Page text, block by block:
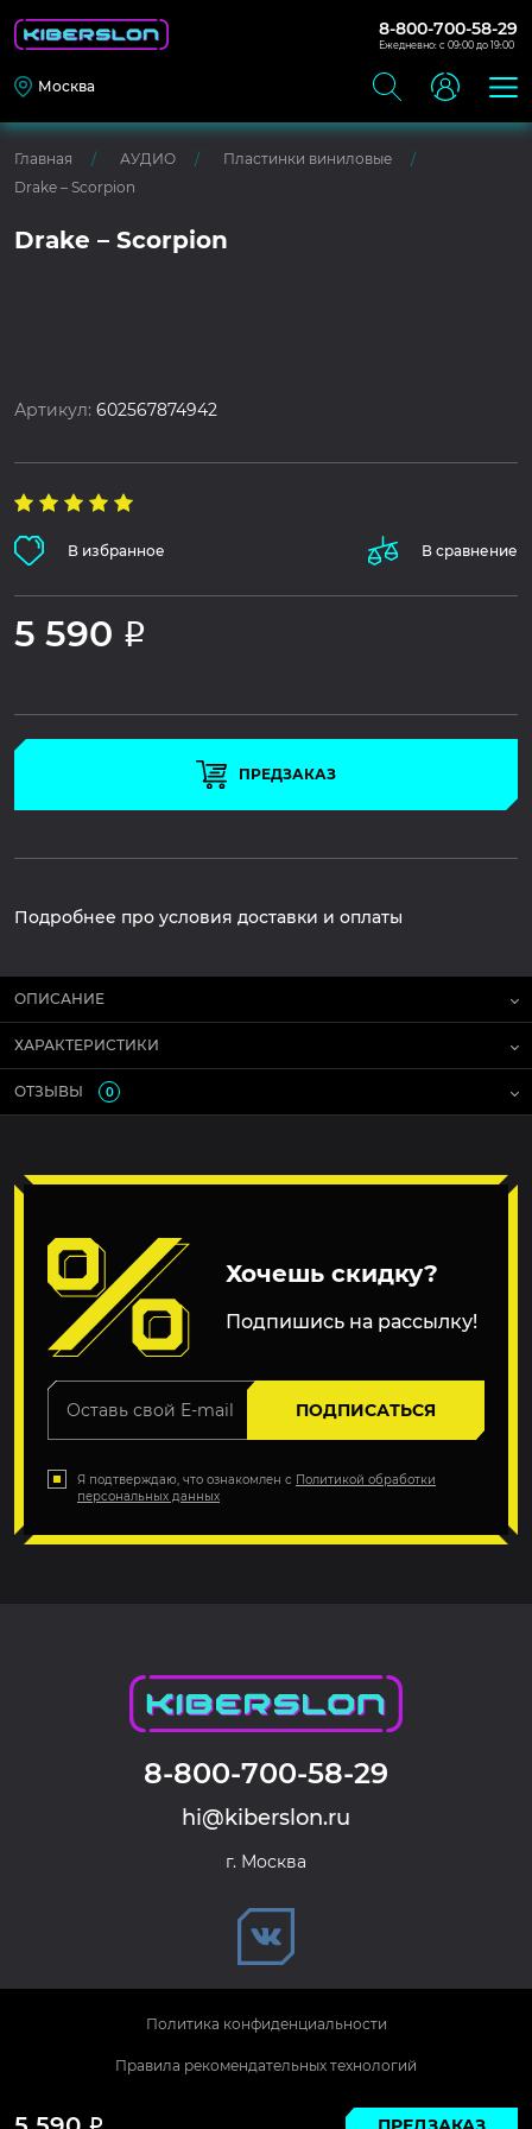
8-800-700-58-29
Ежедневно: с 09:00 до 19:00
Москва
Главная АУДИО
Пластинки виниловые
Drake – Scorpion
Drake – Scorpion
Артикул:602567874942
В избранное В сравнение
5 590 Р
ПРЕДЗАКАЗ
Подробнее про условия доставки и оплаты
Р
ОПИСАНИЕ
ХАРАКТЕРИСТИКИ
ОТЗЫВЫ 0
Хочешь скидку?
Подпишись на рассылку!
ПОДПИСАТЬСЯ
Я подтверждаю, что ознакомлен с Политикой обработки
персональных данных
8-800-700-58-29
hi@kiberslon.ru
г. Москва
© 2026 KIBERSLON. Все права защищены.
Политика конфиденциальности
Правила рекомендательных технологий